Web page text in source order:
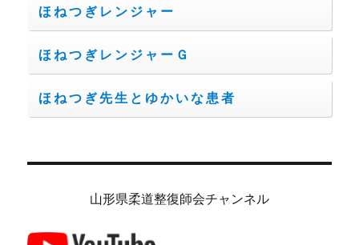
ほねつぎレンジャー
ほねつぎレンジャーＧ
ほねつぎ先生とゆかいな患者
山形県柔道整復師会チャンネル